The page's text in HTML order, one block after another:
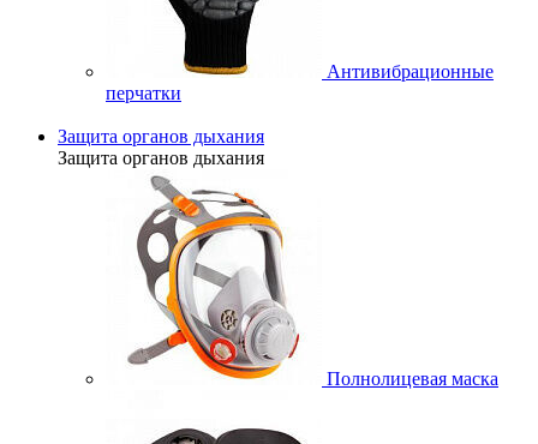
Антивибрационные
перчатки
Защита органов дыхания
Защита органов дыхания
Полнолицевая маска